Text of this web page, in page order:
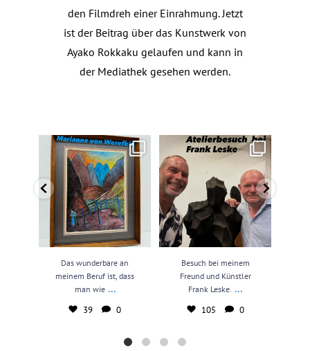
den Filmdreh einer Einrahmung. Jetzt
ist der Beitrag über das Kunstwerk von
Ayako Rokkaku gelaufen und kann in
der Mediathek gesehen werden.
Das wunderbare an meinem
Beruf ist, dass man wie...
39 0
Das wunderbare an
meinem Beruf ist, dass
man wie ...
39 0
Besuch bei meinem Freund und
Künstler Frank Leske....
105 0
Besuch bei meinem
Freund und Künstler
Frank Leske. ...
105 0